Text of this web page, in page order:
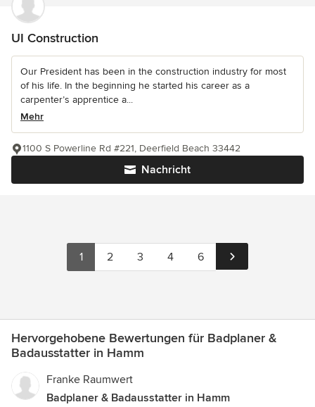
UI Construction
Our President has been in the construction industry for most
of his life. In the beginning he started his career as a
carpenter’s apprentice a...
Mehr
Nachricht
1100 S Powerline Rd #221, Deerfield Beach 33442
1 2 3 4 6
Hervorgehobene Bewertungen für Badplaner &
Badausstatter in Hamm
Franke Raumwert
Badplaner & Badausstatter in Hamm